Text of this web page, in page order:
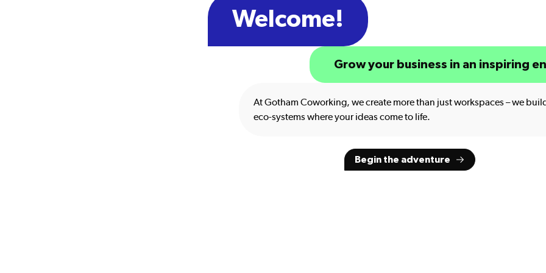
Welcome!
Grow your business in an inspiring
At Gotham Coworking, we create more than just workspaces – we
eco-systems where your ideas come to life.
Begin the adventure